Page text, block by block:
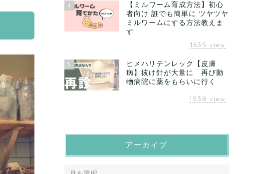
4
【ミルワーム育成方法】初心
者向け 誰でも簡単に ツヤツヤ
ミルワームにする方法教えま
す
1635 view
5
ヒメハリテンレック【皮膚
病】抜け針が大量に 再び動
物病院に薬をもらいに行く
1538 view
アーカイブ